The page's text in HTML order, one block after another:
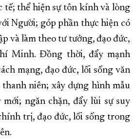
tế; thể hiện sự tôn kính và lòng
Người; góp phần thực hiện có
và làm theo tư tưởng, đạo đức,
Minh. Đồng thời, đẩy mạnh
mạng, đạo đức, lối sống văn
thanh niên; xây dựng hình mẫu
ngăn chặn, đẩy lùi sự suy
trị, đạo đức, lối sống trong